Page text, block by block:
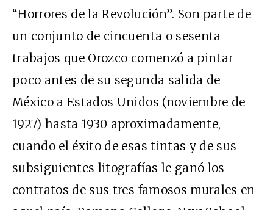
“Horrores de la Revolución”. Son parte de
un conjunto de cincuenta o sesenta
trabajos que Orozco comenzó a pintar
poco antes de su segunda salida de
México a Estados Unidos (noviembre de
1927) hasta 1930 aproximadamente,
cuando el éxito de esas tintas y de sus
subsiguientes litografías le ganó los
contratos de sus tres famosos murales en